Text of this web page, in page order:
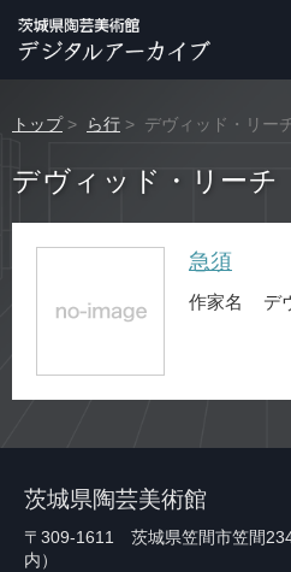
トップ > ら行 > デヴィッド・リー
デヴィッド・リーチ
急須
作家名 デ
茨城県陶芸美術館
〒309-1611 茨城県笠間市笠間
内）